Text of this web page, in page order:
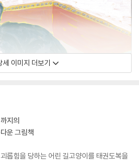
세 이미지 더보기
지의
운 그림책
롭힘을 당하는 어린 길고양이를 태권도복을